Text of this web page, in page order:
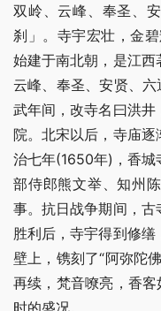
双岭、云峰、奉圣、
刹」。寺宇宏壮，金
始建于南北朝，是江西
云峰、奉圣、安贤、六
武年间，改寺名曰洪
院。北宋以后，寺庙
治七年(1650年)，香城
部侍郎熊文举、知州
事。抗日战争期间，
胜利后，寺宇得到修
壁上，镌刻了“阿弥陀
再续，梵音嘹亮，香
时的盛况。